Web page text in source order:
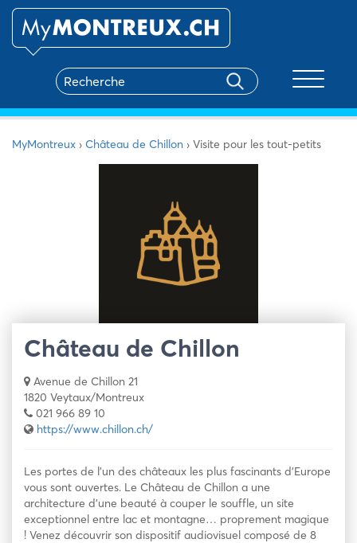
MyMontreux › Château de Chillon › Visite pour les tout-petits
Château de Chillon
Avenue de Chillon 21
1820 Veytaux/Montreux
021 966 89 10
https://www.chillon.ch/
Les portes de l’un des châteaux les plus fascinants d’Europe
vous sont ouvertes. Le Château de Chillon a une
architecture d’une beauté à couper le souffle, un site
exceptionnel entre lac et montagne… proprement magique
! Venez découvrir son dispositif audiovisuel composé de 8